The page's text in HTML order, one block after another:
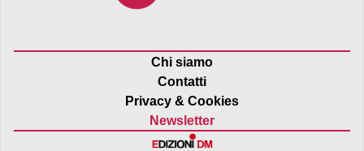
Chi siamo
Contatti
Privacy & Cookies
Newsletter